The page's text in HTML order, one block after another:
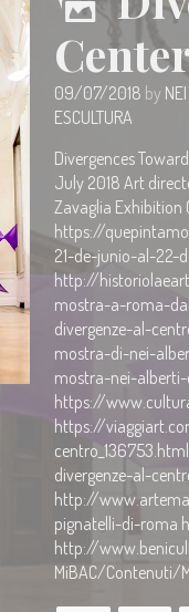
09/07/2018 by
ESCULTURA
Divergences
July 2018 Art
Zavaglia Exhibition
https://
21-de-junio-al-22-
http://
mostra-a-roma-
divergenze-al-
mostra-di-nei-
mostra-nei-
https://
https://
divergenze-al-
http://
pignatelli-di-roma
http://
MiBAC/Contenuti/